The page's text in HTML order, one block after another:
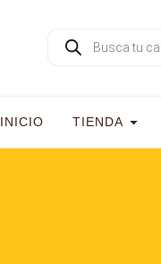
INICIO TIENDA